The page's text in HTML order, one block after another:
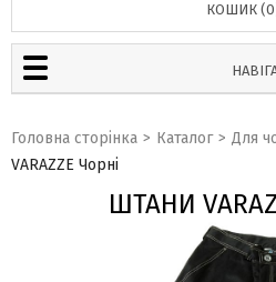
КОШИК (0
Головна сторінка > Каталог > Для
VARAZZE Чорні
ШТАНИ